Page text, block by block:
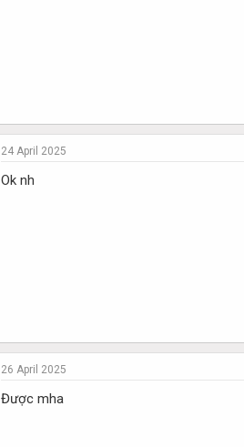
24 April 2025
Ok nh
26 April 2025
Được mha